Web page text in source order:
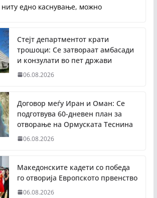
ниту едно каснување, можно
Стејт департментот крати
трошоци: Се затвораат амбасади
и конзулати во пет држави
06.08.2026
Договор меѓу Иран и Оман: Се
подготвува 60-дневен план за
отворање на Ормуската Теснина
06.08.2026
Македонските кадети со победа
го отворија Европското првенство
06.08.2026